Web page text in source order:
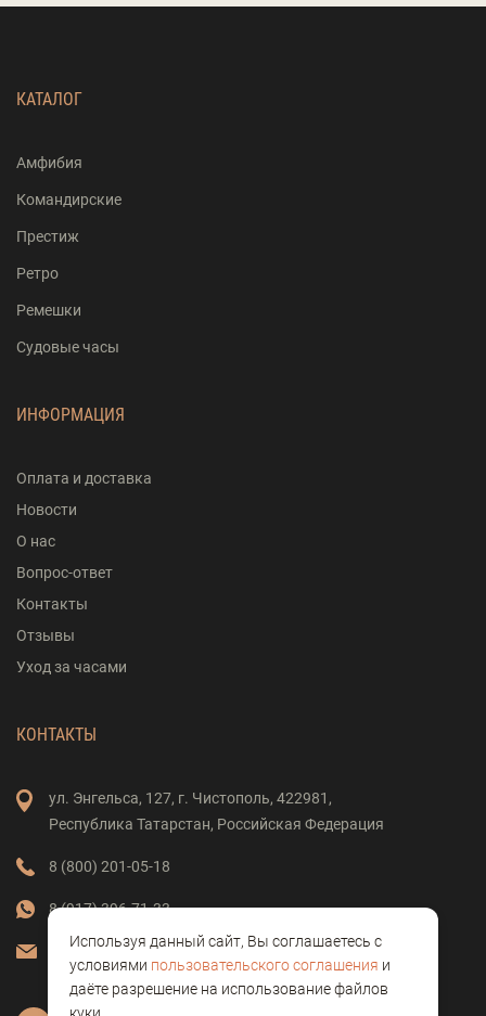
КАТАЛОГ
Амфибия
Командирские
Престиж
Ретро
Ремешки
Судовые часы
ИНФОРМАЦИЯ
Оплата и доставка
Новости
О нас
Вопрос-ответ
Контакты
Отзывы
Уход за часами
КОНТАКТЫ
ул. Энгельса, 127, г. Чистополь, 422981,
Республика Татарстан, Российская Федерация
8 (800) 201-05-18
8 (917) 396-71-33
vostok-clock@mail.ru
Используя данный сайт, Вы соглашаетесь с
условиями пользовательского соглашения и
даёте разрешение на использование файлов